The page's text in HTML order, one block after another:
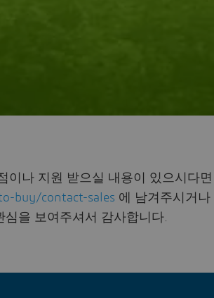
이나 지원 받으실 내용이 있으시다면
buy/contact-sales 에 남겨주시거
을 보여주셔서 감사합니다.